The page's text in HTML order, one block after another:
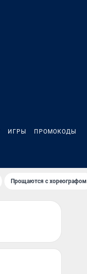
ИГРЫ ПРОМОКОДЫ
Прощаются с хореографом